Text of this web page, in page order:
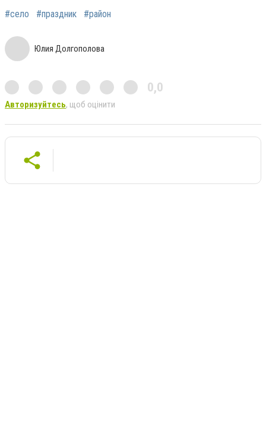
#село #праздник #район
Юлия Долгополова
0,0
Авторизуйтесь, щоб оцінити